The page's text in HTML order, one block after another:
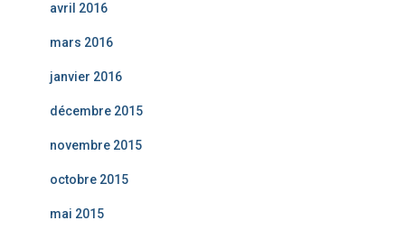
avril 2016
mars 2016
janvier 2016
décembre 2015
novembre 2015
octobre 2015
mai 2015